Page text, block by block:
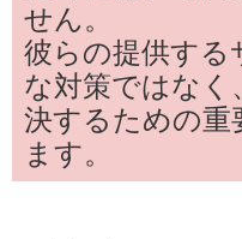
せん。
彼らの提供する
な対策ではなく
決するための重
ます。